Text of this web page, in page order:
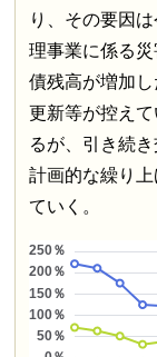
り、その要因
理事業に係る
債残高が増加
更新等が控え
るが、引き続
計画的な繰り
ていく。